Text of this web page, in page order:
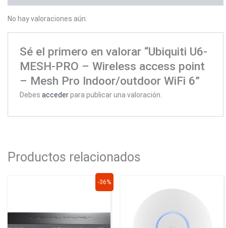
No hay valoraciones aún.
Sé el primero en valorar “Ubiquiti U6-
MESH-PRO – Wireless access point
– Mesh Pro Indoor/outdoor WiFi 6”
Debesaccederpara publicar una valoración.
Productos relacionados
-36%
$799.000.$514.900.